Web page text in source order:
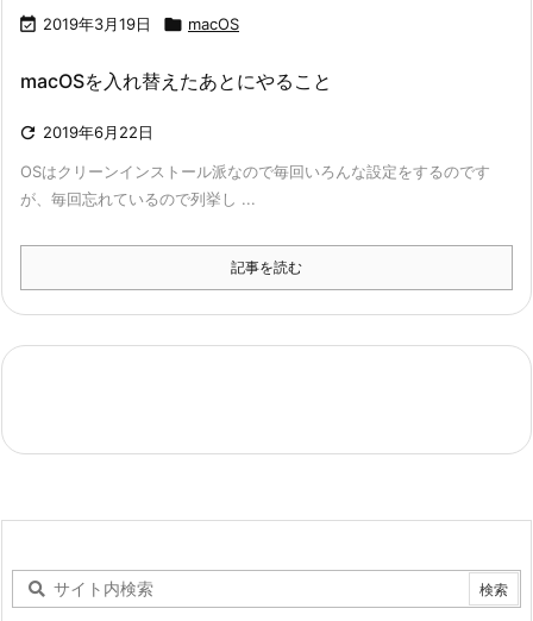
 2019年3月19日  macOS
macOSを入れ替えたあとにやること
 2019年6月22日
OSはクリーンインストール派なので毎回いろんな設定をするのです
が、毎回忘れているので列挙し ...
記事を読む